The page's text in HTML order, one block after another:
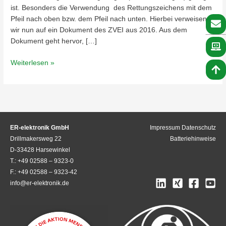
ist. Besonders die Verwendung des Rettungszeichens mit dem
Pfeil nach oben bzw. dem Pfeil nach unten. Hierbei verweisen
wir nun auf ein Dokument des ZVEI aus 2016. Aus dem
Dokument geht hervor, […]
Weiterlesen »
ER-elektronik GmbH
Drillmakersweg 22
D-33428 Harsewinkel
T.: +49 02588 – 9323-0
F.: +49 02588 – 9323-42
info@er-elektronik.de
Impressum Datenschutz
Batteriehinweise